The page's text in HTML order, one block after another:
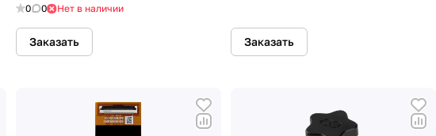
0 0 Нет в наличии
Заказать Заказать